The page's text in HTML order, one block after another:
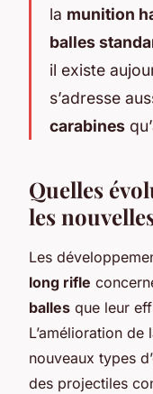
la munition
balles
il existe
s’adresse
carabines
Quelles
les
Les
long rifle
balles que leur
L’amélioration de
nouveaux types
des projectiles